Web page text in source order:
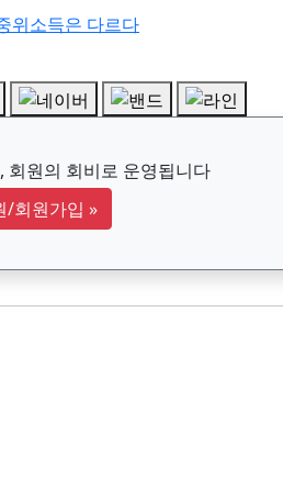
소득은 다르다
회원의 회비로 운영됩니다
/회원가입 »